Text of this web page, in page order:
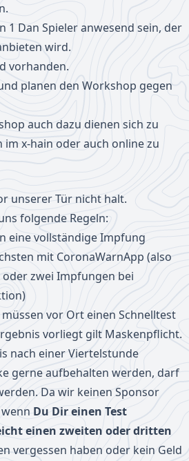
1 Dan Spieler anwesend sein, der
wird.
vorhanden.
planen den Workshop gegen
auch dazu dienen sich zu
im x-hain oder auch online zu
unserer Tür nicht halt.
folgende Regeln:
eine vollständige Impfung
mit CoronaWarnApp (also
zwei Impfungen bei
vor Ort einen Schnelltest
vorliegt gilt Maskenpflicht.
nach einer Viertelstunde
gerne aufbehalten werden, darf
Da wir keinen Sponsor
Du Dir einen Test
einen zweiten oder dritten
vergessen haben oder kein Geld